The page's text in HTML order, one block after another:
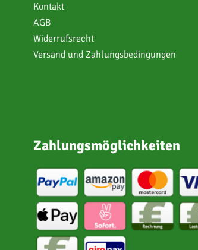
Kontakt
AGB
Widerrufsrecht
Versand und Zahlungsbedingungen
Zahlungsmöglichkeiten